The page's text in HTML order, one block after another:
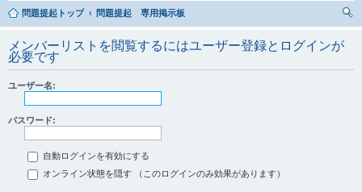
問題提起トップ
問題提起 専用掲示板
メンバーリストを閲覧するにはユーザー登録とログインが
必要です
ユーザー名:
パスワード:
自動ログインを有効にする
オンライン状態を隠す （このログインのみ効果があります）